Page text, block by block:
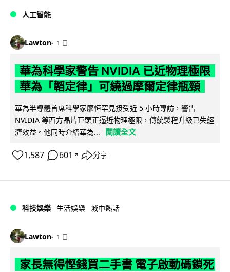
人工智能
Lawton 1 日
華為科學家警告 NVIDIA 已近物理極限
華為「韜定律」可繞過摩爾定律瓶頸
華為半導體首席科學家廖恒罕見接受近 5 小時專訪，警告
NVIDIA 等西方晶片巨頭正逼近物理極限，傳統製程升級已失經
濟效益。他同時介紹華為...
閱讀全文
1,587 601 ↗ 分享
科技娛樂 生活娛樂 城中熱話
Lawton 1 日
家長無得慳錢買二手書 電子啟動碼鎖死